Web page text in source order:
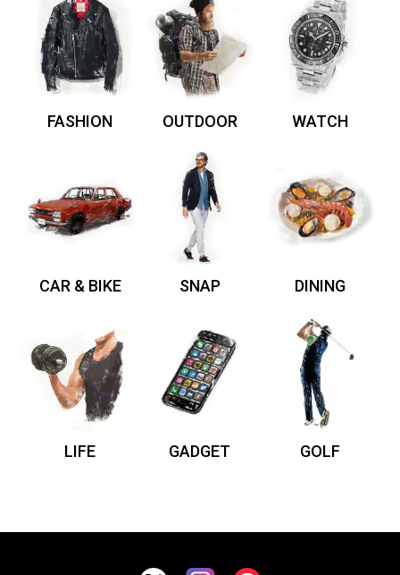
FASHION OUTDOOR WATCH
CAR & BIKE SNAP DINING
LIFE GADGET GOLF